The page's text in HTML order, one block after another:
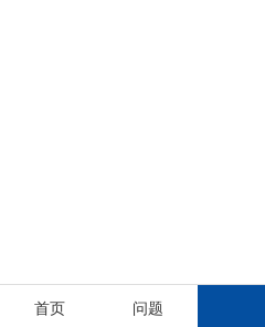
首页 问题